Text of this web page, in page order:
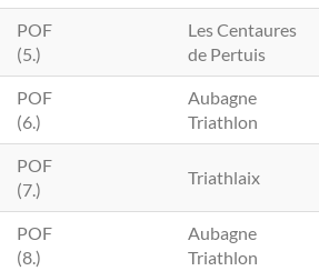
POF
(5.)
Les Centaures
de Pertuis
POF
(6.)
Aubagne
Triathlon
POF
(7.)
Triathlaix
POF
(8.)
Aubagne
Triathlon